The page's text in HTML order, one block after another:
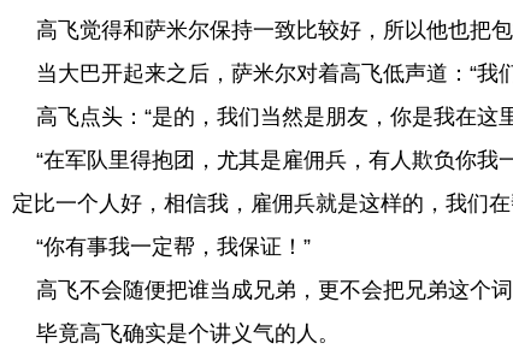
高飞觉得和萨米尔保持一致比较好，所以他也把
当大巴开起来之后，萨米尔对着高飞低声道：“我
高飞点头：“是的，我们当然是朋友，你是我在这
“在军队里得抱团，尤其是雇佣兵，有人欺负你我
定比一个人好，相信我，雇佣兵就是这样的，我们
“你有事我一定帮，我保证！”
高飞不会随便把谁当成兄弟，更不会把兄弟这个
毕竟高飞确实是个讲义气的人。